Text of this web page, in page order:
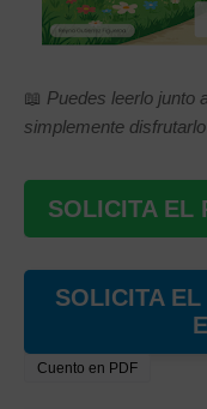
📖 Puedes leerlo junto
simplemente
SOLICITA EL
SOLICITA
Cuento en PDF